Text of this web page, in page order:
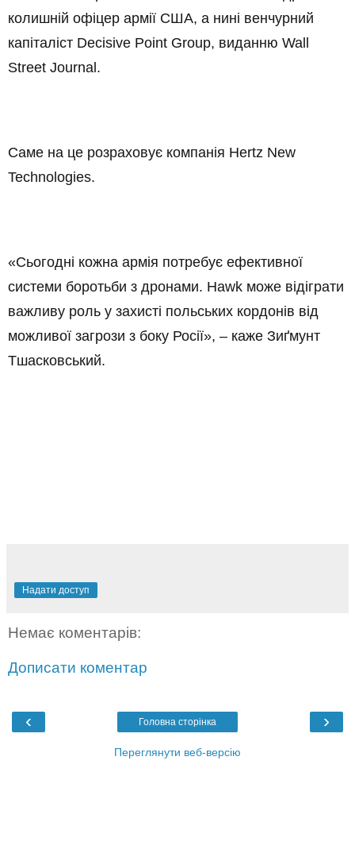
колишній офіцер армії США, а нині венчурний
капіталіст Decisive Point Group, виданню Wall
Street Journal.
Саме на це розраховує компанія Hertz New
Technologies.
«Сьогодні кожна армія потребує ефективної
системи боротьби з дронами. Hawk може відіграти
важливу роль у захисті польських кордонів від
можливої загрози з боку Росії», – каже Зиґмунт
Тшасковський.
Надати доступ
Немає коментарів:
Дописати коментар
‹ ›
Головна сторінка
Переглянути веб-версію